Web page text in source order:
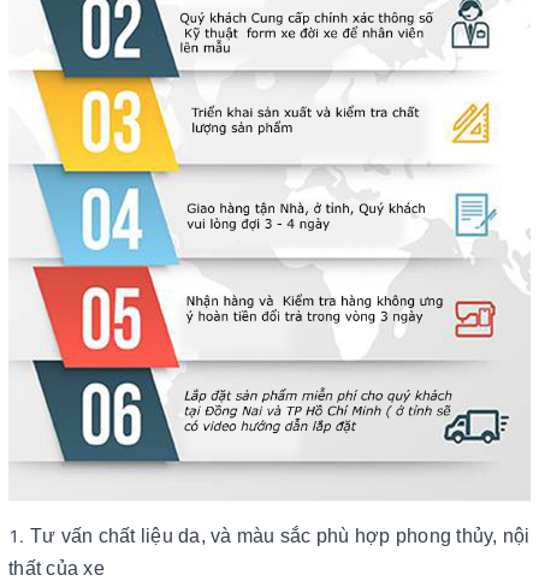
Tư vấn chất liệu da, và màu sắc phù hợp phong thủy, nội
thất của xe